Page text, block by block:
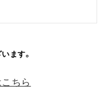
ます。
ちら